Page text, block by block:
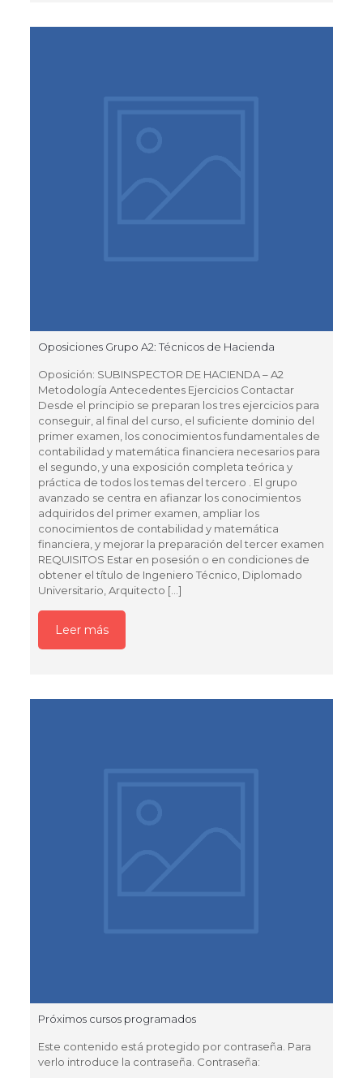
Oposiciones Grupo A2: Técnicos de Hacienda
Oposición: SUBINSPECTOR DE HACIENDA – A2
Metodología Antecedentes Ejercicios Contactar
Desde el principio se preparan los tres ejercicios para
conseguir, al final del curso, el suficiente dominio del
primer examen, los conocimientos fundamentales de
contabilidad y matemática financiera necesarios para
el segundo, y una exposición completa teórica y
práctica de todos los temas del tercero . El grupo
avanzado se centra en afianzar los conocimientos
adquiridos del primer examen, ampliar los
conocimientos de contabilidad y matemática
financiera, y mejorar la preparación del tercer examen
REQUISITOS Estar en posesión o en condiciones de
obtener el título de Ingeniero Técnico, Diplomado
Universitario, Arquitecto […]
Leer más
Próximos cursos programados
Este contenido está protegido por contraseña. Para
verlo introduce la contraseña. Contraseña: